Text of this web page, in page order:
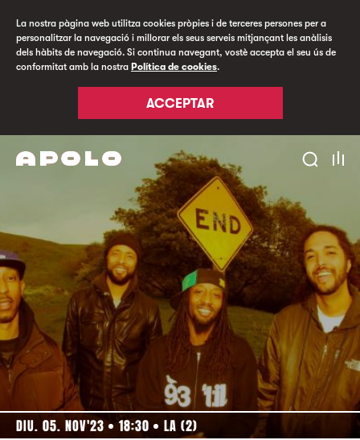
La nostra pàgina web utilitza cookies pròpies i de terceres persones per a
personalitzar la navegació i millorar els seus serveis mitjançant les anàlisis
dels hàbits de navegació. Si continua navegant, vostè accepta el seu ús de
conformitat amb la nostra Política de cookies.
ACCEPTAR
DIU. 05. NOV'23 18:30 LA (2)